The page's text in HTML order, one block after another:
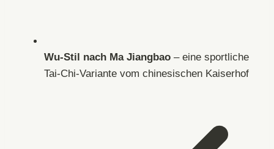
Wu-Stil nach Ma Jiangbao – eine sportliche
Tai-Chi-Variante vom chinesischen Kaiserhof